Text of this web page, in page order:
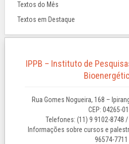
Textos do Mês
Textos em Destaque
IPPB – Instituto de
Rua Gomes Nogueira, 168 –
CEP: 04265-
Telefones: (11) 9 9102-8748 /
Informações sobre cursos e
96574-7711